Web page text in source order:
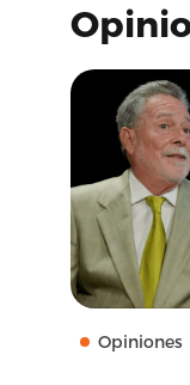
Opiniones